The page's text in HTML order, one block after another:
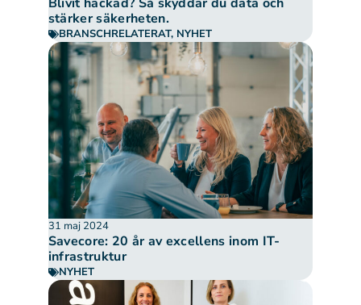
stärker säkerheten.
BRANSCHRELATERAT, NYHET
31 maj 2024
Savecore: 20 år av excellens inom IT-
infrastruktur
NYHET